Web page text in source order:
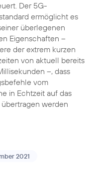
Der 5G-
ermöglicht es
überlegenen
Eigenschaften –
der extrem kurzen
von aktuell bereits
–, dass
vom
in Echtzeit auf das
werden
2021